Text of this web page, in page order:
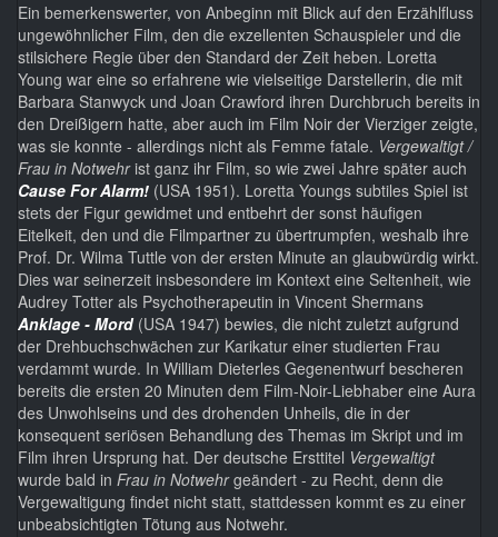
Ein bemerkenswerter, von Anbeginn mit Blick auf den Erzählfluss
ungewöhnlicher Film, den die exzellenten Schauspieler und die
stilsichere Regie über den Standard der Zeit heben. Loretta
Young war eine so erfahrene wie vielseitige Darstellerin, die mit
Barbara Stanwyck und Joan Crawford ihren Durchbruch bereits in
den Dreißigern hatte, aber auch im Film Noir der Vierziger zeigte,
was sie konnte - allerdings nicht als Femme fatale. Vergewaltigt /
Frau in Notwehrist ganz ihr Film, so wie zwei Jahre später auch
Cause For Alarm! (USA 1951). Loretta Youngs subtiles Spiel ist
stets der Figur gewidmet und entbehrt der sonst häufigen
Eitelkeit, den und die Filmpartner zu übertrumpfen, weshalb ihre
Prof. Dr. Wilma Tuttle von der ersten Minute an glaubwürdig wirkt.
Dies war seinerzeit insbesondere im Kontext eine Seltenheit, wie
Audrey Totter als Psychotherapeutin in Vincent Shermans
Anklage - Mord(USA 1947) bewies, die nicht zuletzt aufgrund
der Drehbuchschwächen zur Karikatur einer studierten Frau
verdammt wurde. In William Dieterles Gegenentwurf bescheren
bereits die ersten 20 Minuten dem Film-Noir-Liebhaber eine Aura
des Unwohlseins und des drohenden Unheils, die in der
konsequent seriösen Behandlung des Themas im Skript und im
Film ihren Ursprung hat. Der deutsche Ersttitel Vergewaltigt
wurde bald in Frau in Notwehrgeändert - zu Recht, denn die
Vergewaltigung findet nicht statt, stattdessen kommt es zu einer
unbeabsichtigten Tötung aus Notwehr.